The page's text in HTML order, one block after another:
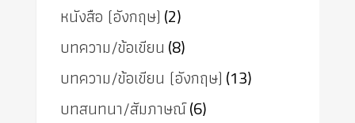
หนังสือ (อังกฤษ) (2)
บทความ/ข้อเขียน (8)
บทความ/ข้อเขียน (อังกฤษ) (13)
บทสนทนา/สัมภาษณ์(6)